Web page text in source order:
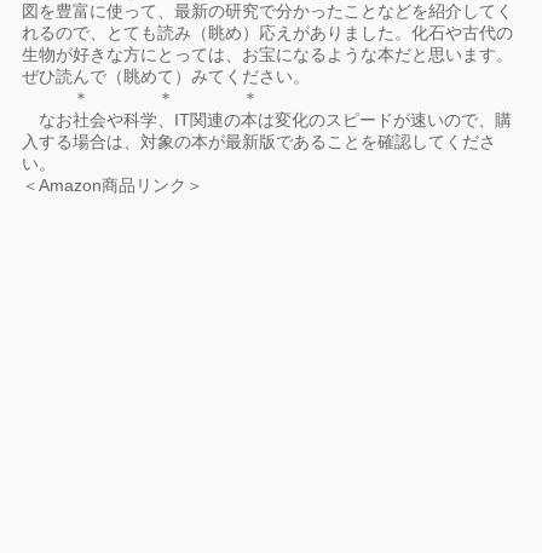
図を豊富に使って、最新の研究で分かったことなどを紹介してく
れるので、とても読み（眺め）応えがありました。化石や古代の
生物が好きな方にとっては、お宝になるような本だと思います。
ぜひ読んで（眺めて）みてください。
＊ ＊ ＊
なお社会や科学、IT関連の本は変化のスピードが速いので、購
入する場合は、対象の本が最新版であることを確認してくださ
い。
＜Amazon商品リンク＞